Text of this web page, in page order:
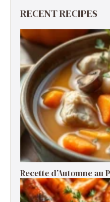
RECENT RECIPES
Recette d’Automne au